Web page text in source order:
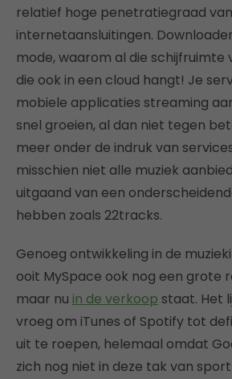
relatief hoge penetratiegraad van
internetaansluitingen.
mode, waarom al die schijfruimte
die ook in een cloud hangt! Je
mobiele applicaties streaming
snel groeien, al dan niet tegen
meer onder de indruk van
misschien niet alle muziek
uitgaand van een
hebben zoals 22tracks.
Genoeg ontwikkeling in de
ooit MySpace ook nog een grote
maar nu in de verkoop staat. Het
vroeg om iTunes of Spotify tot
uit te roepen, helemaal omdat
zich nog niet in deze tak van